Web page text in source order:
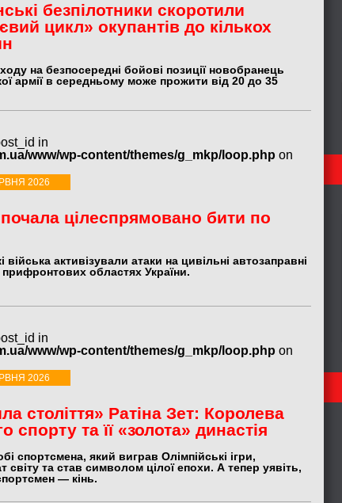
безпілотники скоротили
цикл» окупантів до кількох
на безпосередні бойові позиції новобранець
армії в середньому може прожити від 20 до 35
in
www/wp-content/themes/g_mkp/loop.php on
2026
почала цілеспрямовано бити по
війська активізували атаки на цивільні автозаправні
прифронтових областях України.
in
www/wp-content/themes/g_mkp/loop.php on
2026
століття» Ратіна Зет: Королева
спорту та її «золота» династія
спортсмена, який виграв Олімпійські ігри,
світу та став символом цілої епохи. А тепер уявіть,
— кінь.